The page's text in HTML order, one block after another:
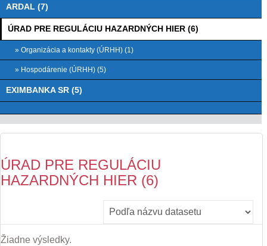
ARDAL (7)
ÚRAD PRE REGULÁCIU HAZARDNÝCH HIER (6)
» Organizácia a kontakty (ÚRHH) (1)
» Hospodárenie (ÚRHH) (5)
EXIMBANKA SR (5)
ÚRAD PRE REGULÁCIU
HAZARDNÝCH HIER (6)
Žiadne výsledky.